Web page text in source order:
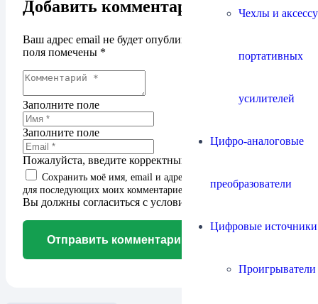
Чехлы и
портативных
усилителей
Цифро-аналоговые
преобразователи
Цифровые источники
Добавить комментарий
Ваш адрес email не будет опубликован.
поля помечены *
Заполните поле
Заполните поле
Пожалуйста, введите корректный адрес email.
Сохранить моё имя, email и адрес сайта в этом браузере
для последующих моих комментариев.
Вы должны согласиться с условиями для продолжения
Отправить комментарий